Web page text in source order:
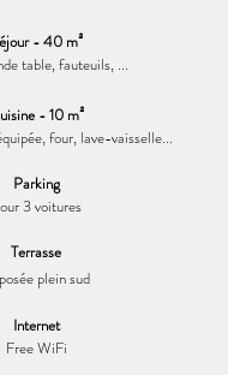
- 40 m²
table, fauteuils, ...
- 10 m²
four, lave-vaisselle...
Parking
3 voitures
Terrasse
plein sud
Internet
Free WiFi